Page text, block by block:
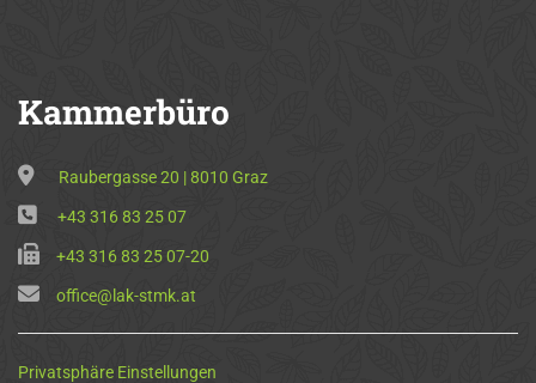
Kammerbüro
Raubergasse 20 | 8010 Graz
+43 316 83 25 07
+43 316 83 25 07-20
office@lak-stmk.at
Privatsphäre Einstellungen